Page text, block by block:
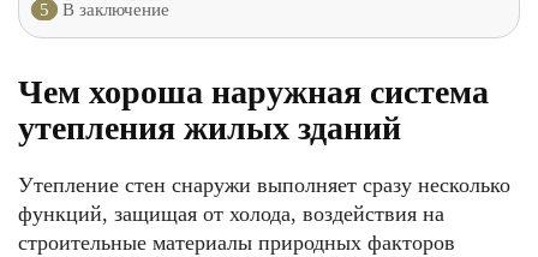
5
В заключение
Чем хороша наружная система
утепления жилых зданий
Утепление стен снаружи выполняет сразу несколько
функций, защищая от холода, воздействия на
строительные материалы природных факторов